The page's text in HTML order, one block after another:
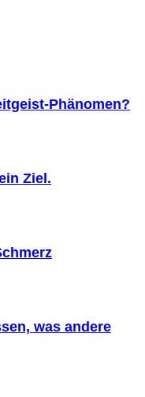
Phänomen?
Ziel.
was andere